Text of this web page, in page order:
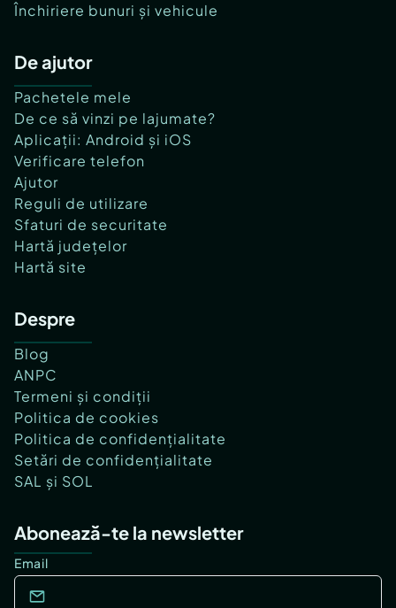
Închiriere bunuri și vehicule
De ajutor
Pachetele mele
De ce să vinzi pe lajumate?
Aplicații: Android și iOS
Verificare telefon
Ajutor
Reguli de utilizare
Sfaturi de securitate
Hartă județelor
Hartă site
Despre
Blog
ANPC
Termeni și condiții
Politica de cookies
Politica de confidențialitate
Setări de confidențialitate
SAL și SOL
Abonează-te la newsletter
Email